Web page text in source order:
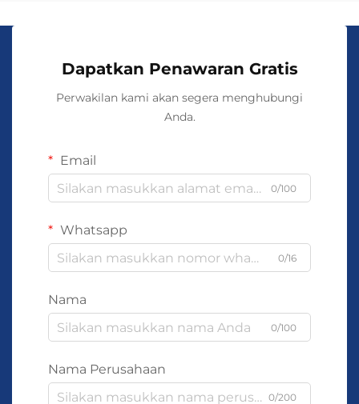
Dapatkan Penawaran Gratis
Perwakilan kami akan segera menghubungi
Anda.
Email
0/100
Whatsapp
0/16
Nama
0/100
Nama Perusahaan
0/200